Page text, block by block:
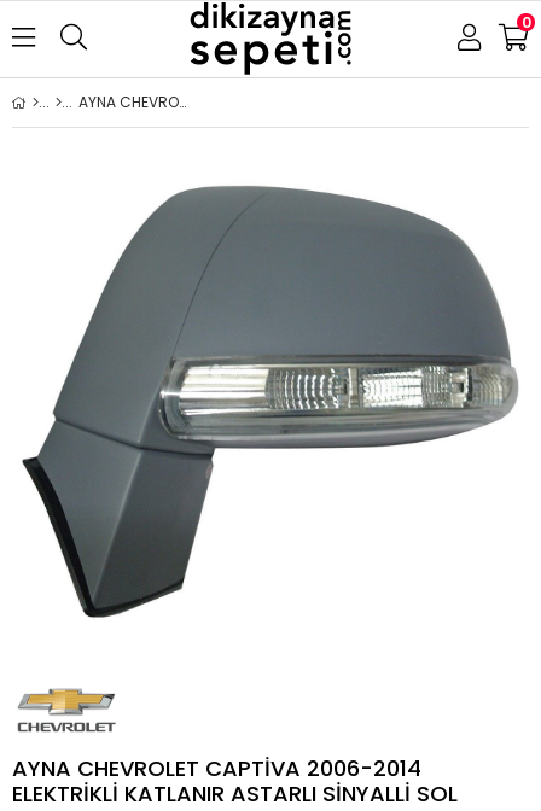
0
AYNA CHEVROLET CAPTİVA 2006-2014 ELEKTRİKLİ KATLANIR ASTARLI SİNYALLİ SOL
AYNA CHEVROLET CAPTİVA 2006-2014
ELEKTRİKLİ KATLANIR ASTARLI SİNYALLİ SOL